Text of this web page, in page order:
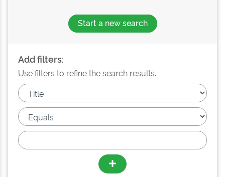
Start a new search
Add filters:
Use filters to refine the search results.